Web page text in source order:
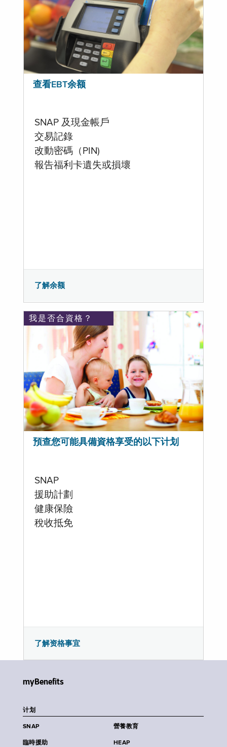
查看EBT余额
SNAP 及現金帳戶
交易記錄
改動密碼（PIN)
報告福利卡遺失或損壞
了解余额
我是否合資格？
預查您可能具備資格享受的以下计划
SNAP
援助計劃
健康保險
稅收抵免
了解资格事宜
myBenefits
计划
SNAP 營養教育
臨時援助 HEAP